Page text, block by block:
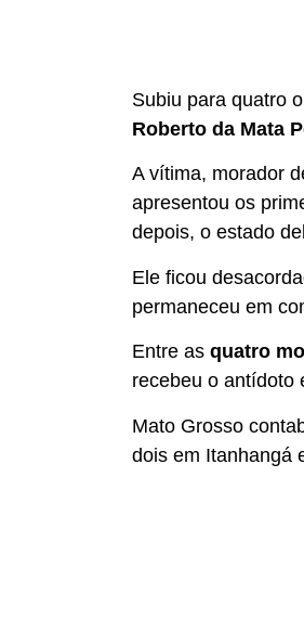
Subiu para quatro o
Roberto da Mata
A vítima, morador
apresentou os
depois, o estado
Ele ficou
permaneceu em
Entre as quatro
recebeu o antídoto
Mato Grosso
dois em Itanhangá